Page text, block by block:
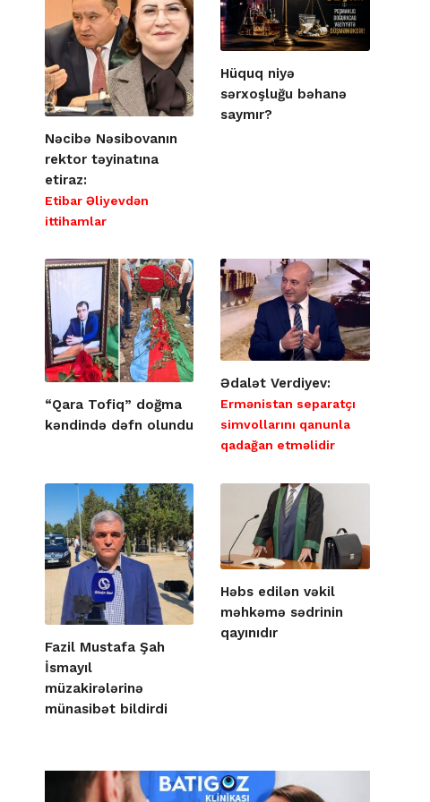
Nəcibə Nəsibovanın
rektor təyinatına
etiraz:
Etibar Əliyevdən
ittihamlar
Hüquq niyə
sərxoşluğu bəhanə
saymır?
“Qara Tofiq” doğma
kəndində dəfn olundu
Ədalət Verdiyev:
Ermənistan separatçı
simvollarını qanunla
qadağan etməlidir
Fazil Mustafa Şah
İsmayıl
müzakirələrinə
münasibət bildirdi
Həbs edilən vəkil
məhkəmə sədrinin
qayınıdır